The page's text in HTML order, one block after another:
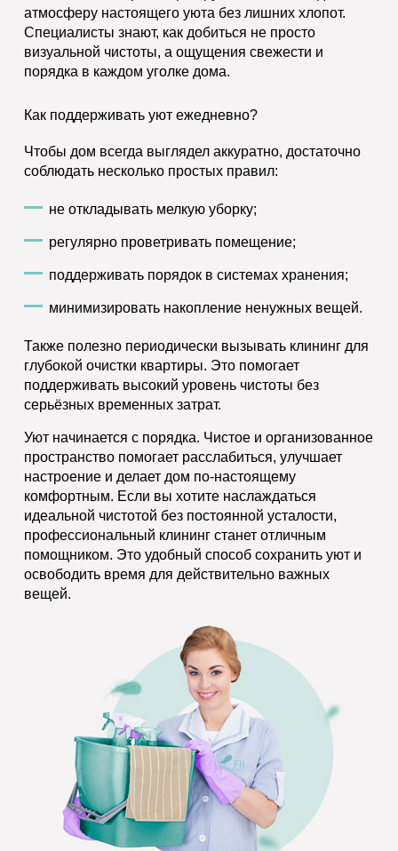
атмосферу настоящего уюта без лишних хлопот.
Специалисты знают, как добиться не просто
визуальной чистоты, а ощущения свежести и
порядка в каждом уголке дома.
Как поддерживать уют ежедневно?
Чтобы дом всегда выглядел аккуратно, достаточно
соблюдать несколько простых правил:
не откладывать мелкую уборку;
регулярно проветривать помещение;
поддерживать порядок в системах хранения;
минимизировать накопление ненужных вещей.
Также полезно периодически вызывать клининг для
глубокой очистки квартиры. Это помогает
поддерживать высокий уровень чистоты без
серьёзных временных затрат.
Уют начинается с порядка. Чистое и организованное
пространство помогает расслабиться, улучшает
настроение и делает дом по-настоящему
комфортным. Если вы хотите наслаждаться
идеальной чистотой без постоянной усталости,
профессиональный клининг станет отличным
помощником. Это удобный способ сохранить уют и
освободить время для действительно важных
вещей.